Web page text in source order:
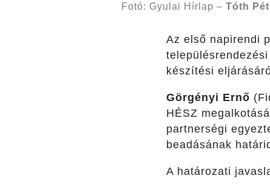
Fotó: Gyulai Hírlap – Tóth
Az első napirendi
készítési
Görgényi Ernő
HÉSZ
partnerségi
beadásának
A határozati